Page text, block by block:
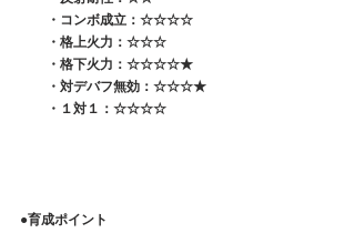
・コンボ成立：☆☆☆☆
・格上火力：☆☆☆
・格下火力：☆☆☆☆★
・対デバフ無効：☆☆☆★
・１対１：☆☆☆☆
●育成ポイント